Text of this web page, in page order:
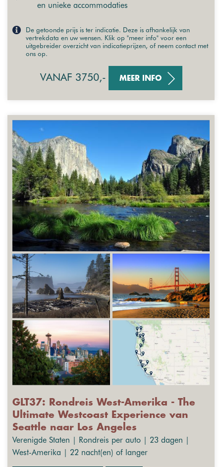
en unieke accommodaties
De getoonde prijs is ter indicatie. Deze is afhankelijk van
vertrekdata en uw wensen. Klik op "meer info" voor een
uitgebreider overzicht van indicatieprijzen, of neem contact met
ons op.
VANAF 3750,- MEER INFO
GLT37: Rondreis West-Amerika - The
Ultimate Westcoast Experience van
Seattle naar Los Angeles
Verenigde Staten | Rondreis per auto | 23 dagen |
West-Amerika | 22 nacht(en) of langer